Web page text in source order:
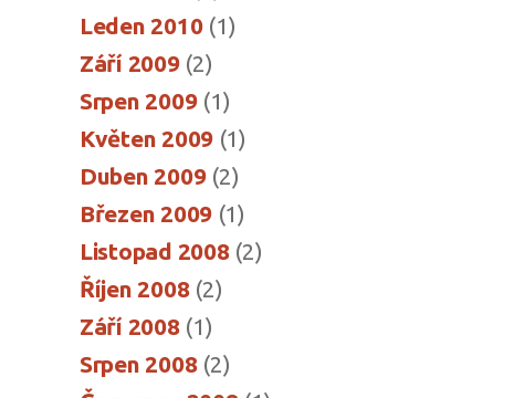
Leden 2010(1)
Září 2009(2)
Srpen 2009(1)
Květen 2009 (1)
Duben 2009(2)
Březen 2009 (1)
Listopad 2008(2)
Říjen 2008(2)
Září 2008(1)
Srpen 2008(2)